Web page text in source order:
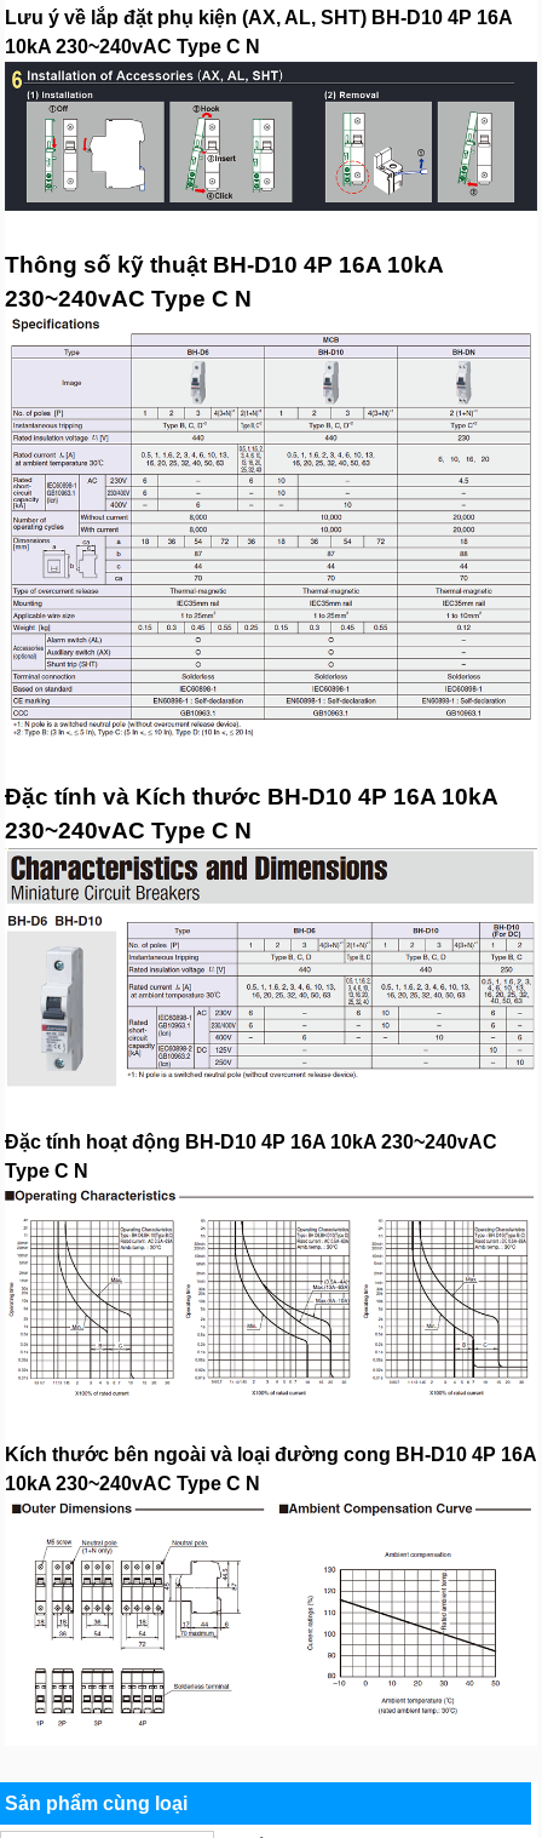
Lưu ý về lắp đặt phụ kiện (AX, AL, SHT) BH-D10 4P 16A
10kA 230~240vAC Type C N
Thông số kỹ thuật BH-D10 4P 16A 10kA
230~240vAC Type C N
Đặc tính và Kích thước BH-D10 4P 16A 10kA
230~240vAC Type C N
Đặc tính hoạt động BH-D10 4P 16A 10kA 230~240vAC
Type C N
Kích thước bên ngoài và loại đường cong BH-D10 4P 16A
10kA 230~240vAC Type C N
Sản phẩm cùng loại